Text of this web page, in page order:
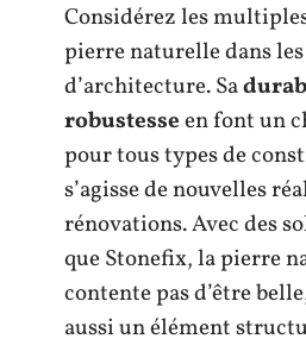
Considérez les
pierre naturelle dans
d’architecture. Sa
robustesseen font un
pour tous types de
s’agisse de nouvelles
rénovations. Avec des
que Stonefix, la pierre
contente pas d’être
aussi un élément